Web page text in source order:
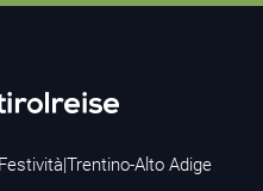
Festività|Trentino-Alto Adige